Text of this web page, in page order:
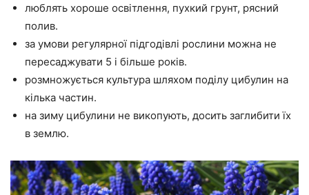
люблять хороше освітлення, пухкий грунт, рясний
полив.
за умови регулярної підгодівлі рослини можна не
пересаджувати 5 і більше років.
розмножується культура шляхом поділу цибулин на
кілька частин.
на зиму цибулини не викопують, досить заглибити їх
в землю.